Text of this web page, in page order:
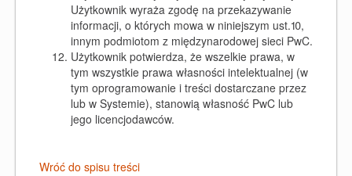
Użytkownik wyraża zgodę na przekazywanie
informacji, o których mowa w niniejszym ust.10,
innym podmiotom z międzynarodowej sieci PwC.
Użytkownik potwierdza, że wszelkie prawa, w
tym wszystkie prawa własności intelektualnej (w
tym oprogramowanie i treści dostarczane przez
lub w Systemie), stanowią własność PwC lub
jego licencjodawców.
Wróć do spisu treści